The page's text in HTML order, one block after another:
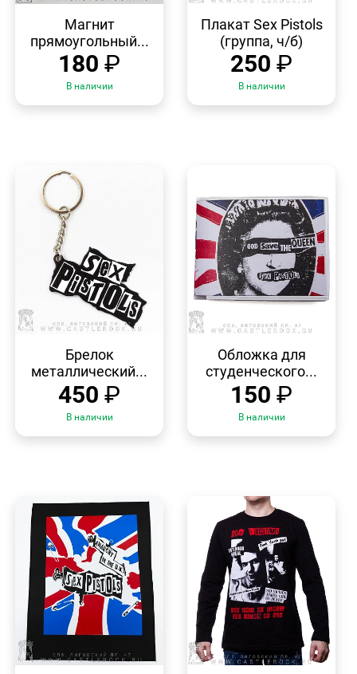
Магнит
прямоугольный...
180 ₽
В наличии
ПРОСМОТР
Плакат Sex Pistols
(группа, ч/б)
250 ₽
В наличии
ПРОСМОТР
Брелок
металлический...
450 ₽
В наличии
ПРОСМОТР
Обложка для
студенческого...
150 ₽
В наличии